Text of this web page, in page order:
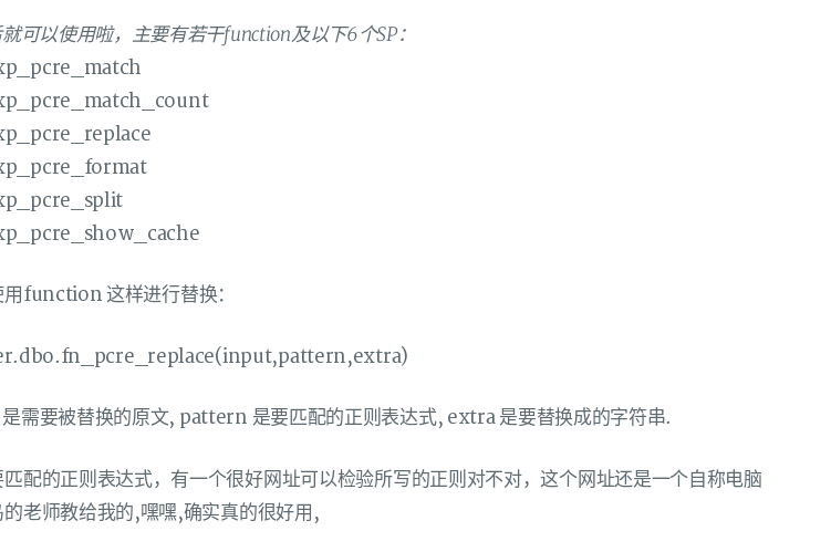
可以使用啦，主要有若干function及以下6个SP：
function 这样进行替换：
需要被替换的原文, pattern 是要匹配的正则表达式, extra 是要替换成的字符串.
匹配的正则表达式，有一个很好网址可以检验所写的正则对不对，这个网址还是一个自称电脑
的老师教给我的,嘿嘿,确实真的很好用,